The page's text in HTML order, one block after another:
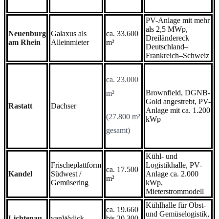
Neuenburg
am Rhein
Galaxus als
Alleinmieter
ca. 33.600
m²
PV-Anlage mit mehr
als 2,5 MWp,
Dreiländereck
Deutschland–
Frankreich–Schweiz
Rastatt Dachser
ca. 23.000
m²
(27.800 m²
gesamt)
Brownfield, DGNB-
Gold angestrebt, PV-
Anlage mit ca. 1.200
kWp
Kandel
Frischeplattform
Südwest /
Gemüsering
ca. 17.500
m²
Kühl- und
Logistikhalle, PV-
Anlage ca. 2.000
kWp,
Mieterstrommodell
ca. 19.660
Kühlhalle für Obst-
und Gemüselogistik,